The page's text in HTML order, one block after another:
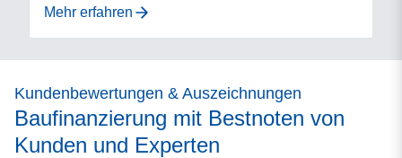
Mehr erfahren
Kundenbewertungen & Auszeichnungen
Baufinanzierung mit Bestnoten von
Kunden und Experten